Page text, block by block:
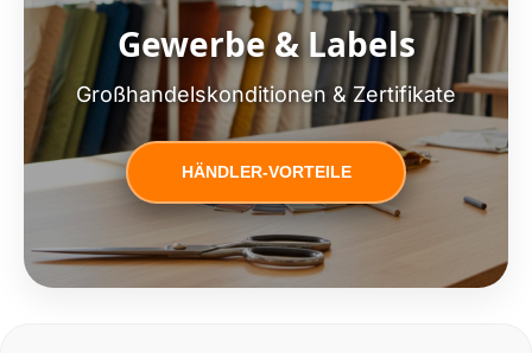
Gewerbe & Labels
Großhandelskonditionen & Zertifikate
HÄNDLER-VORTEILE